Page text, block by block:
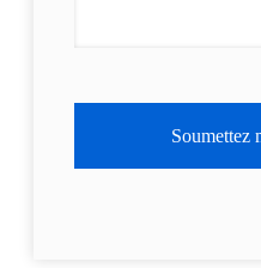
Soumettez